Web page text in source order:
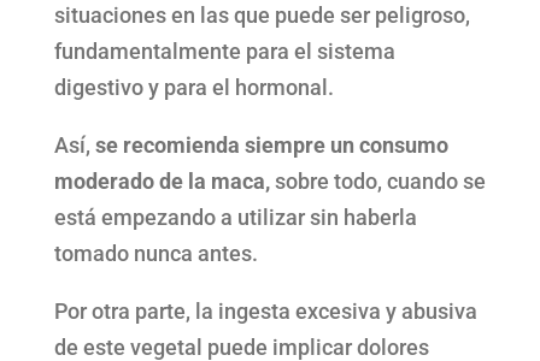
situaciones en las que puede ser peligroso,
fundamentalmente para el sistema
digestivo y para el hormonal.
Así, se recomienda siempre un consumo
moderado de la maca,sobre todo, cuando se
está empezando a utilizar sin haberla
tomado nunca antes.
Por otra parte, la ingesta excesiva y abusiva
de este vegetal puede implicar dolores